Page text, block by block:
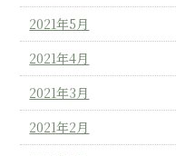
2021年5月
2021年4月
2021年3月
2021年2月